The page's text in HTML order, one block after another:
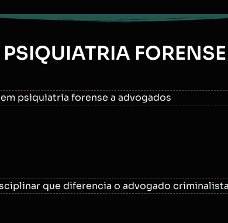
psiquiatria forense a advogados
que diferencia o advogado